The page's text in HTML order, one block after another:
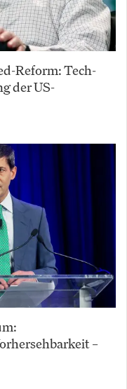
Reform: Tech-
der US-
–